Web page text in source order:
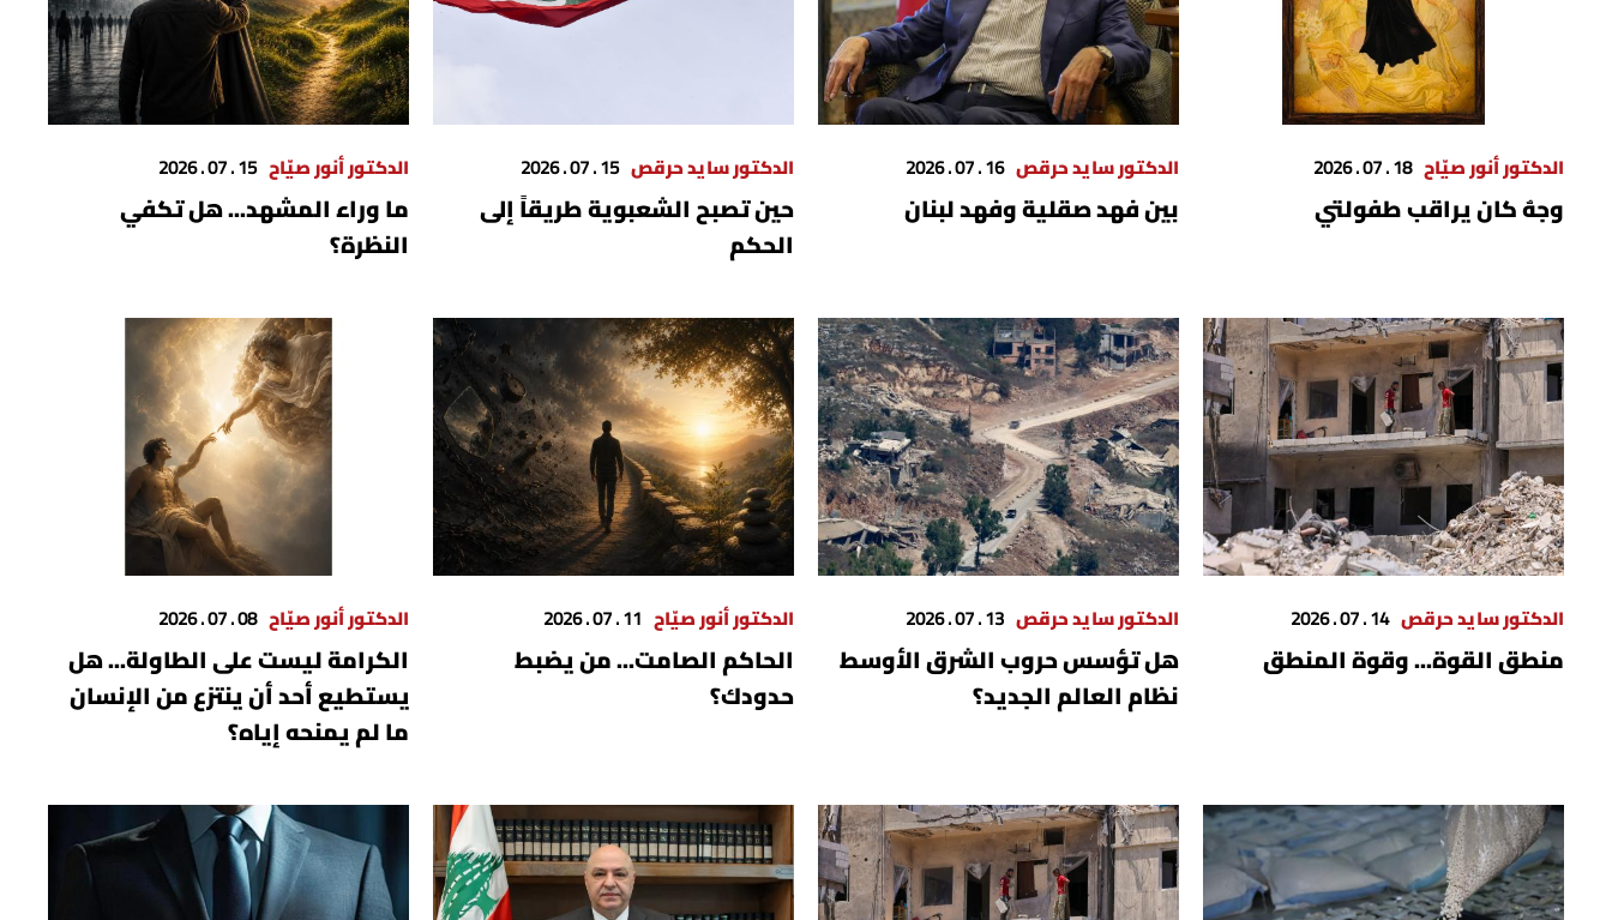
الدكتور أنور صيّاح 18 . 07 . 2026
وجهٌ كان يراقب طفولتي
الدكتور سايد حرقص 16 . 07 . 2026
بين فهد صقلية وفهد لبنان
الدكتور سايد حرقص 15 . 07 . 2026
حين تصبح الشعبوية طريقاً إلى
الحكم
الدكتور أنور صيّاح 15 . 07 . 2026
ما وراء المشهد... هل تكفي
النظرة؟
الدكتور سايد حرقص 14 . 07 . 2026
منطق القوة... وقوة المنطق
الدكتور سايد حرقص 13 . 07 . 2026
هل تؤسس حروب الشرق الأوسط
نظام العالم الجديد؟
الدكتور أنور صيّاح 11 . 07 . 2026
الحاكم الصامت... من يضبط
حدودك؟
الدكتور أنور صيّاح 08 . 07 . 2026
الكرامة ليست على الطاولة... هل
يستطيع أحد أن ينتزع من الإنسان
ما لم يمنحه إياه؟